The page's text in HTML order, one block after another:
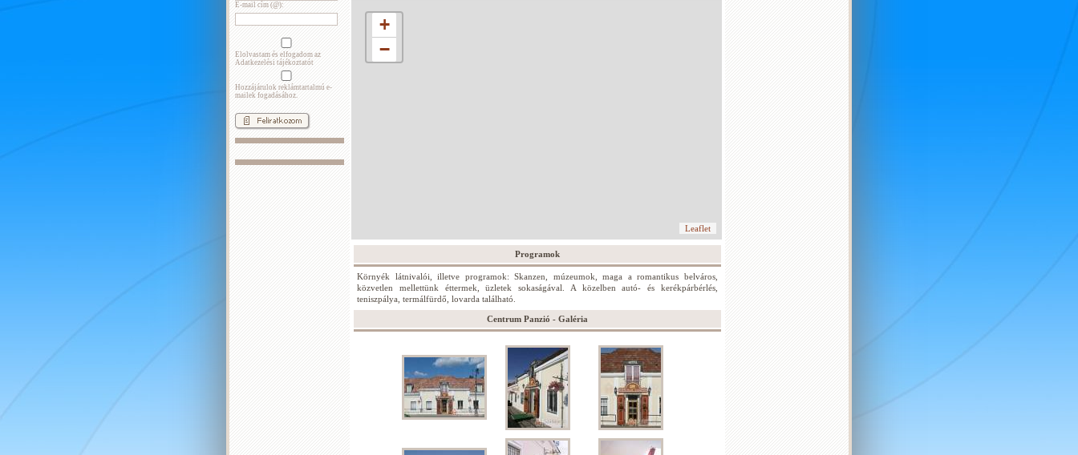
E-mail cím (@):
Elolvastam és elfogadom az
Adatkezelési tájékoztatót
Hozzájárulok reklámtartalmú e-
mailek fogadásához.
+
−
Leaflet
Programok
Környék látnivalói, illetve programok: Skanzen, múzeumok, maga a romantikus belváros,
közvetlen mellettünk éttermek, üzletek sokaságával. A közelben autó- és kerékpárbérlés,
teniszpálya, termálfürdő, lovarda található.
Centrum Panzió - Galéria